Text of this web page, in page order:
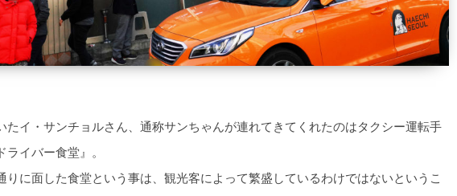
たイ・サンチョルさん、通称サンちゃんが連れてきてくれたのはタクシー運転手
イバー食堂』。
りに面した食堂という事は、観光客によって繁盛しているわけではないというこ